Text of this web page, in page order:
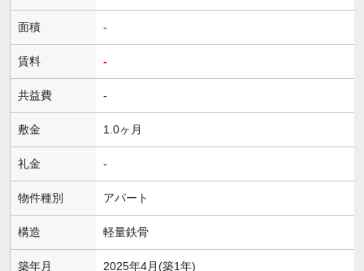
面積 -
賃料 -
共益費 -
敷金 1.0ヶ月
礼金 -
物件種別 アパート
構造 軽量鉄骨
築年月 2025年4月(築1年)